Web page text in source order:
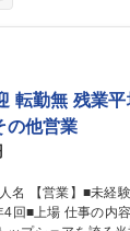
るCI/CD環境および
ンのコンテナ化技
テスト自動化の
IaC基盤等 募集職種 【基盤
基盤、上流工程へ
転勤無 残業
の他営業
収集・運搬・リサ